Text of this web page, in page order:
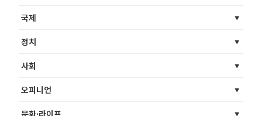
국제
정치
사회
오피니언
문화·라이프